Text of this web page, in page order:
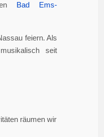
Bad Ems-
feiern. Als
seit
räumen wir